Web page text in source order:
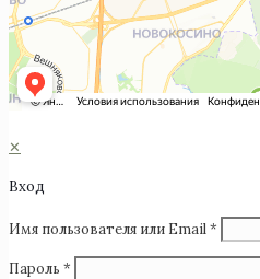
✕
Вход
Имя пользователя или Email*
Пароль *